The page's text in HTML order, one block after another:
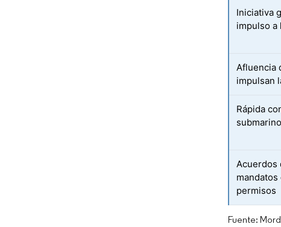
Iniciativa
impulso a
Afluencia
impulsan
Rápida
Acuerdos
permisos
Fuente: